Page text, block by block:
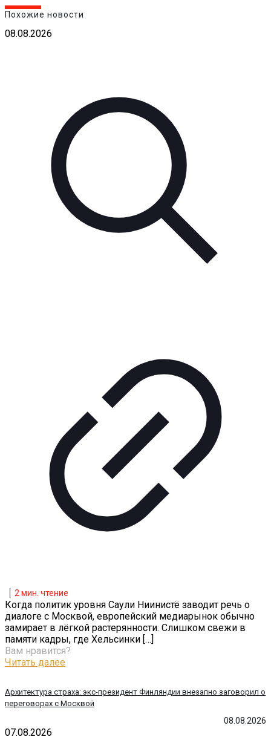
Похожие новости
08.08.2026
08.08.2026
Архитектура страха: экс-президент Финляндии внезапно заговорил о
переговорах с Москвой
2 мин. чтение
Когда политик уровня Саули Ниинистё заводит речь о
диалоге с Москвой, европейский медиарынок обычно
замирает в лёгкой растерянности. Слишком свежи в
памяти кадры, где Хельсинки […]
Вам нравится?
Читать далее
07.08.2026